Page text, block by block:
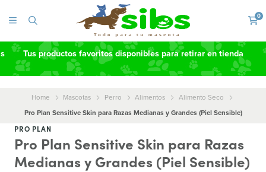
0
Tus productos favoritos disponibles para retirar en tienda
Home Mascotas Perro Alimentos
Alimento Seco
Pro Plan Sensitive Skin para Razas Medianas y Grandes (Piel Sensible)
PRO PLAN
Pro Plan Sensitive Skin para Razas
Medianas y Grandes (Piel Sensible)